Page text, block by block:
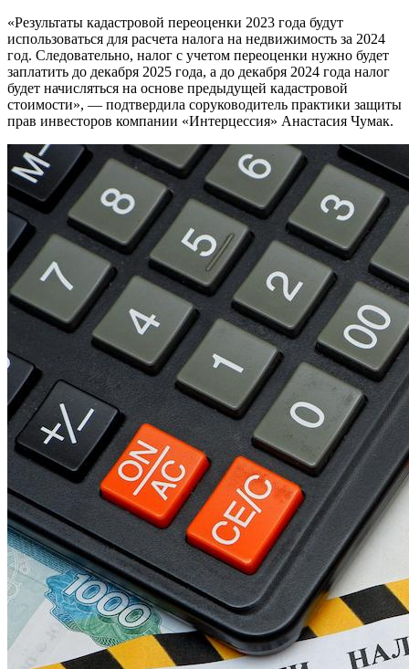
«Результаты кадастровой переоценки 2023 года будут
использоваться для расчета налога на недвижимость за 2024
год. Следовательно, налог с учетом переоценки нужно будет
заплатить до декабря 2025 года, а до декабря 2024 года налог
будет начисляться на основе предыдущей кадастровой
стоимости», — подтвердила соруководитель практики защиты
прав инвесторов компании «Интерцессия» Анастасия Чумак.